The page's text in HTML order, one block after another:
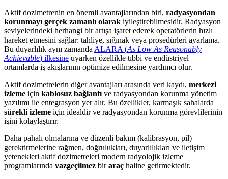
Aktif dozimetrenin en önemli avantajlarından biri, radyasyondan
korunmayı gerçek zamanlı olarak iyileştirebilmesidir. Radyasyon
seviyelerindeki herhangi bir artışa işaret ederek operatörlerin hızlı
hareket etmesini sağlar: tahliye, sığınak veya prosedürleri ayarlama.
Bu duyarlılık aynı zamanda ALARA (As Low As Reasonably
Achievable) ilkesine uyarken özellikle tıbbi ve endüstriyel
ortamlarda iş akışlarının optimize edilmesine yardımcı olur.
Aktif dozimetrelerin diğer avantajları arasında veri kaydı, merkezi
izleme için kablosuz bağlantı ve radyasyondan korunma yönetim
yazılımı ile entegrasyon yer alır. Bu özellikler, karmaşık sahalarda
sürekli izleme için idealdir ve radyasyondan korunma görevlilerinin
işini kolaylaştırır.
Daha pahalı olmalarına ve düzenli bakım (kalibrasyon, pil)
gerektirmelerine rağmen, doğrulukları, duyarlılıkları ve iletişim
yetenekleri aktif dozimetreleri modern radyolojik izleme
programlarında vazgeçilmez biraraç haline getirmektedir.